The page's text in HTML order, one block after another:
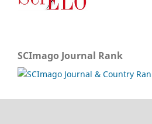
SCImago Journal Rank